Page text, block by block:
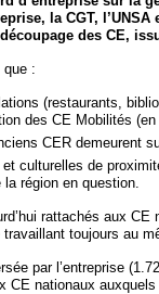
la CGT, l’UNSA
des CE,
que :
(restaurants,
des CE Mobilités (en
CER demeurent
culturelles de
région en question.
rattachés aux
toujours au
par l’entreprise
CE nationaux